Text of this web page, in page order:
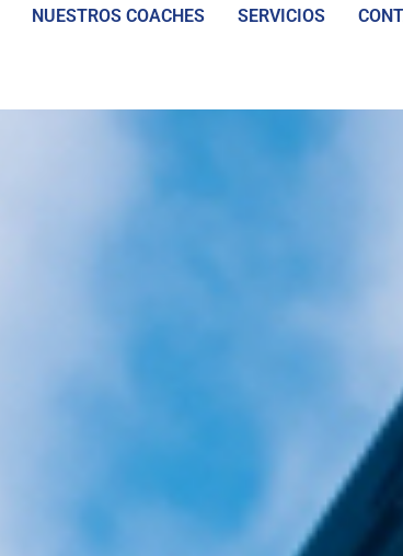
NUESTROS COACHES SERVICIOS